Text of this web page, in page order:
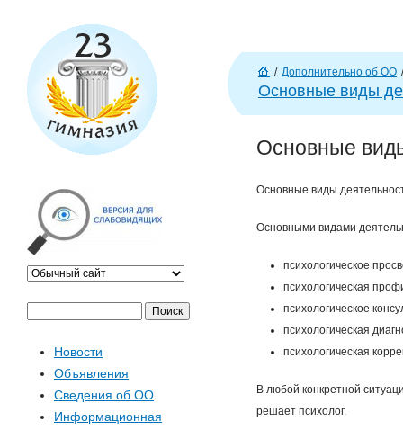
Г
л
н
я
/ Дополнительно об ОО /
Основные виды
Основные
Основные виды
Основными видами
психологическое
психологическая
психологическое
психологическая
психологическая
В любой конкретной
решает психолог.
Ф
Новости
Объявления
Сведения об ОО
Информационная